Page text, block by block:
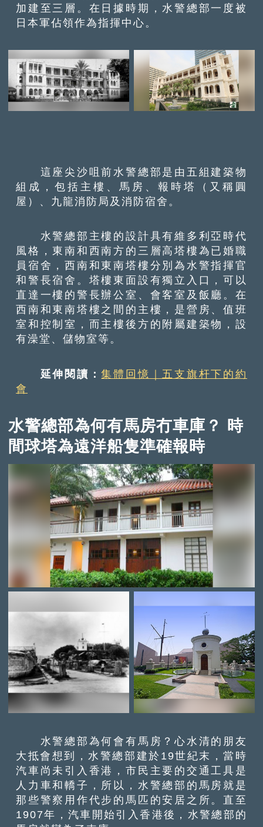
加建至三層。在日據時期，水警總部一度被
日本軍佔領作為指揮中心。
這座尖沙咀前水警總部是由五組建築物
組成，包括主樓、馬房、報時塔（又稱圓
屋）、九龍消防局及消防宿舍。
水警總部主樓的設計具有維多利亞時代
風格，東南和西南方的三層高塔樓為已婚職
員宿舍，西南和東南塔樓分別為水警指揮官
和警長宿舍。塔樓東面設有獨立入口，可以
直達一樓的警長辦公室、會客室及飯廳。在
西南和東南塔樓之間的主樓，是營房、值班
室和控制室，而主樓後方的附屬建築物，設
有澡堂、儲物室等。
延伸閱讀：集體回憶｜五支旗杆下的約
會
水警總部為何有馬房冇車庫？ 時
間球塔為遠洋船隻準確報時
水警總部為何會有馬房？心水清的朋友
大抵會想到，水警總部建於19世紀末，當時
汽車尚未引入香港，市民主要的交通工具是
人力車和轎子，所以，水警總部的馬房就是
那些警察用作代步的馬匹的安居之所。直至
1907年，汽車開始引入香港後，水警總部的